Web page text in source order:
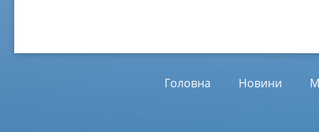
Головна Новини